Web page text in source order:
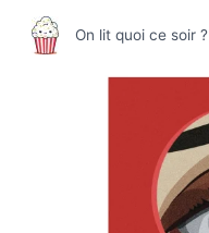
On lit quoi ce soir ?